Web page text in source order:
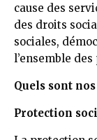
cause des
des droits
sociales,
l’ensemble des
Quels sont
Protection